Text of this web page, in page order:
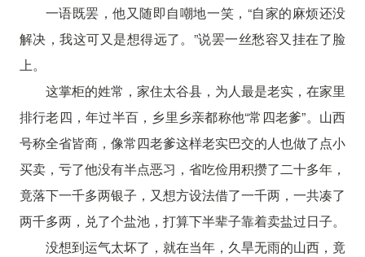
一语既罢，他又随即自嘲地一笑，“自家的麻烦还没
解决，我这可又是想得远了。”说罢一丝愁容又挂在了脸
上。
这掌柜的姓常，家住太谷县，为人最是老实，在家里
排行老四，年过半百，乡里乡亲都称他“常四老爹”。山西
号称全省皆商，像常四老爹这样老实巴交的人也做了点小
买卖，亏了他没有半点恶习，省吃俭用积攒了二十多年，
竟落下一千多两银子，又想方设法借了一千两，一共凑了
两千多两，兑了个盐池，打算下半辈子靠着卖盐过日子。
没想到运气太坏了，就在当年，久旱无雨的山西，竟